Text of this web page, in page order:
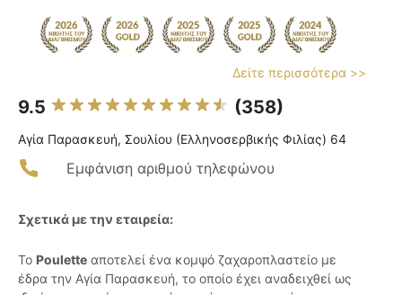
Δείτε περισσότερα >>
9.5 (358)
Αγία Παρασκευή, Σουλίου (Ελληνοσερβικής Φιλίας) 64
Εμφάνιση αριθμού τηλεφώνου
Σχετικά με την εταιρεία:
Το Poulette αποτελεί ένα κομψό ζαχαροπλαστείο με
έδρα την Αγία Παρασκευή, το οποίο έχει αναδειχθεί ως